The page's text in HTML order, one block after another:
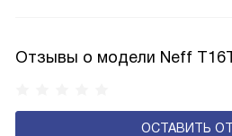
Отзывы о модели Neff
ОСТАВИТЬ